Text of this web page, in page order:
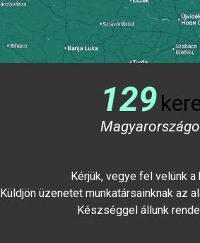
129
Kérjük, vegye fel velünk
Küldjön üzenetet munkatársainknak az
Készséggel állunk